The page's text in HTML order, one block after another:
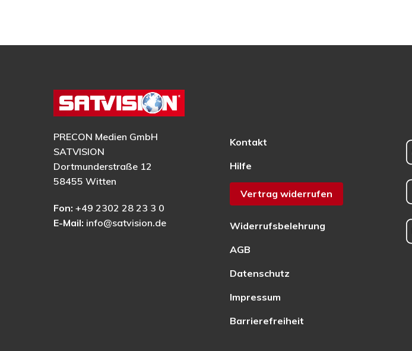
PRECON Medien GmbH
SATVISION
Dortmunderstraße 12
58455 Witten
Fon: +49 2302 28 23 3 0
E-Mail: info@satvision.de
Kontakt
Hilfe
Vertrag widerrufen
Widerrufsbelehrung
AGB
Datenschutz
Impressum
Barrierefreiheit